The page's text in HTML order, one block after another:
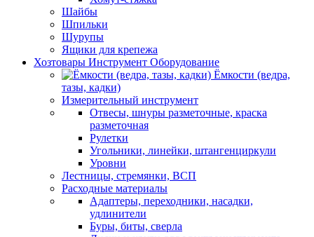
Шайбы
Шпильки
Шурупы
Ящики для крепежа
Хозтовары Инструмент Оборудование
Ёмкости (ведра,
тазы, кадки)
Измерительный инструмент
Отвесы, шнуры разметочные, краска
разметочная
Рулетки
Угольники, линейки, штангенциркули
Уровни
Лестницы, стремянки, ВСП
Расходные материалы
Адаптеры, переходники, насадки,
удлинители
Буры, биты, сверла